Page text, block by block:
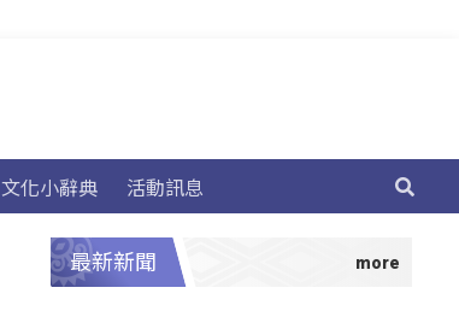
文化小辭典 活動訊息
最新新聞